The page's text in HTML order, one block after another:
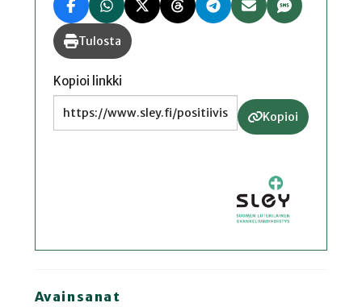
Tulosta
Kopioi linkki
Kopioi
Avainsanat